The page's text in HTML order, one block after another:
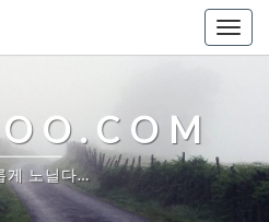
게 노닐다…